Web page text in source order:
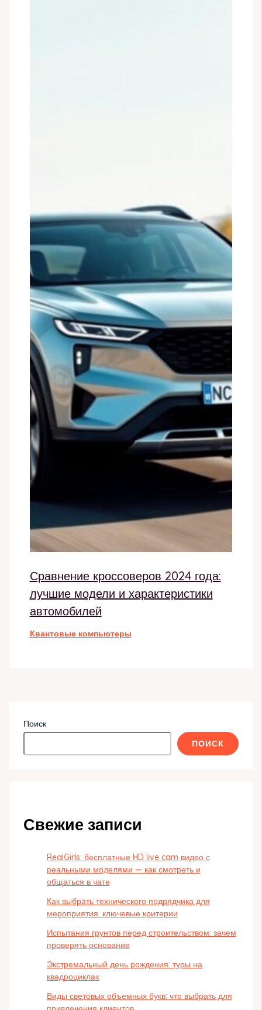
Сравнение кроссоверов 2024 года:
лучшие модели и характеристики
автомобилей
Квантовые компьютеры
Поиск
ПОИСК
Свежие записи
RealGirls: бесплатные HD live cam видео с
реальными моделями — как смотреть и
общаться в чате
Как выбрать технического подрядчика для
мероприятия: ключевые критерии
Испытания грунтов перед строительством: зачем
проверять основание
Экстремальный день рождения: туры на
квадроциклах
Виды световых объемных букв: что выбрать для